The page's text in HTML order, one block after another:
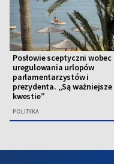
Posłowie sceptyczni wobec
uregulowania urlopów
parlamentarzystów i
prezydenta. „Są ważniejsze
kwestie”
POLITYKA